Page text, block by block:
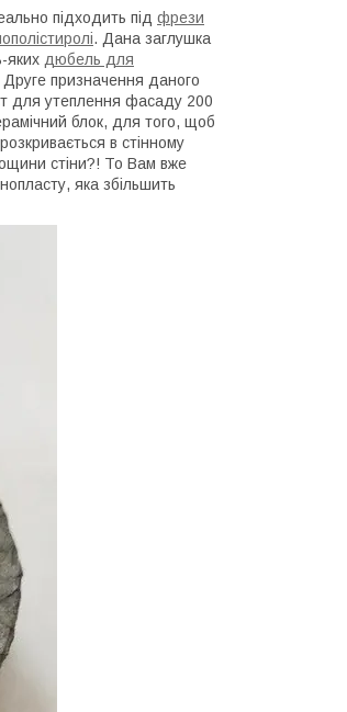
підходить під фрези
. Дана заглушка
яких дюбель для
призначення даного
для утеплення фасаду 200
блок, для того, щоб
в стінному
стіни?! То Вам вже
яка збільшить